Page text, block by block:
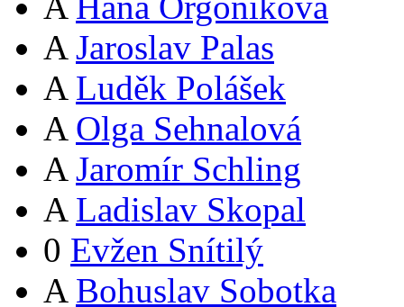
A Jaroslav Palas
A Luděk Polášek
A Olga Sehnalová
A Jaromír Schling
A Ladislav Skopal
0 Evžen Snítilý
A Bohuslav Sobotka